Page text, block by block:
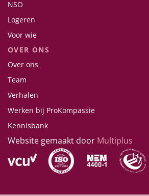
NSO
Logeren
Voor wie
OVER ONS
Over ons
Team
Verhalen
Werken bij ProKompassie
Kennisbank
Website gemaakt door Multiplus